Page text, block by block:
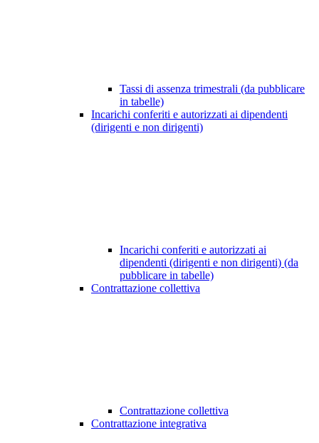
Tassi di assenza trimestrali (da pubblicare
in tabelle)
Incarichi conferiti e autorizzati ai dipendenti
(dirigenti e non dirigenti)
Incarichi conferiti e autorizzati ai
dipendenti (dirigenti e non dirigenti) (da
pubblicare in tabelle)
Contrattazione collettiva
Contrattazione collettiva
Contrattazione integrativa